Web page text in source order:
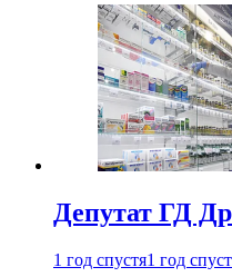
Депутат ГД
1 год спустя1 год